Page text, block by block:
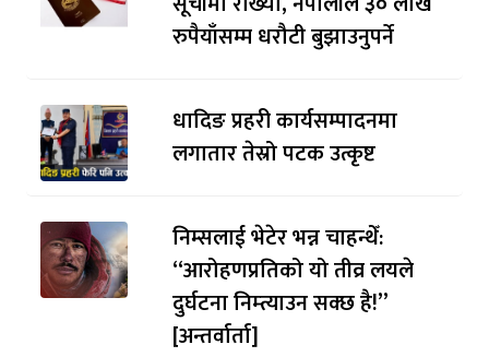
रुपैयाँसम्म धरौटी बुझाउनुपर्ने
धादिङ प्रहरी कार्यसम्पादनमा
लगातार तेस्रो पटक उत्कृष्ट
निम्सलाई भेटेर भन्न चाहन्थेँ:
“आरोहणप्रतिको यो तीव्र लयले
दुर्घटना निम्त्याउन सक्छ है!”
[अन्तर्वार्ता]